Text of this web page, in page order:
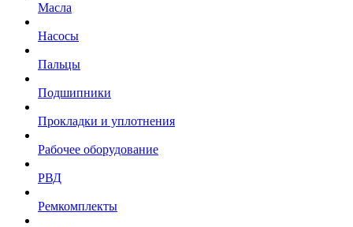
Масла
Насосы
Пальцы
Подшипники
Прокладки и уплотнения
Рабочее оборудование
РВД
Ремкомплекты